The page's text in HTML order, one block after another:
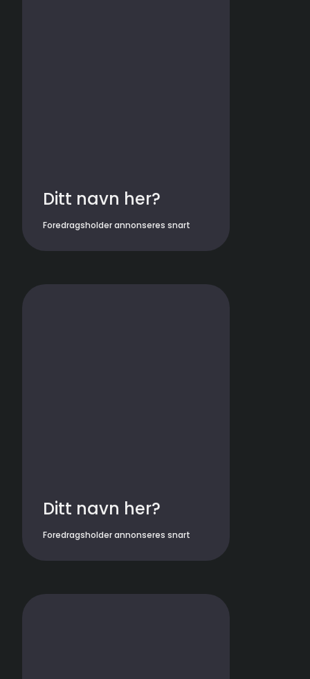
Ditt navn her?
Foredragsholder annonseres snart
Ditt navn her?
Foredragsholder annonseres snart